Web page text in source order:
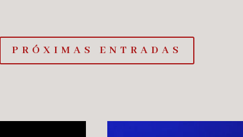
PRÓXIMAS ENTRADAS